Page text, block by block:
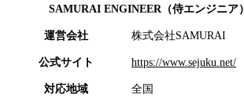
SAMURAI ENGINEER（侍エンジニア）
運営会社 株式会社SAMURAI
公式サイト https://www.sejuku.net/
対応地域 全国